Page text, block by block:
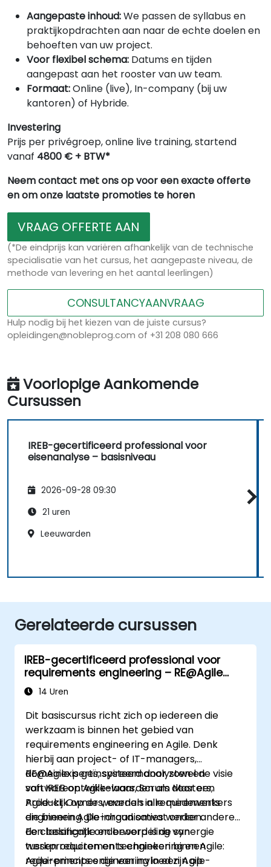
Aangepaste inhoud:We passen de syllabus en
praktijkopdrachten aan naar de echte doelen en
behoeften van uw project.
Voor flexibel schema: Datums en tijden
aangepast aan het rooster van uw team.
Formaat:Online (live), In-company (bij uw
kantoren) of Hybride.
Investering
Prijs per privégroep, online live training, startend
vanaf 4800 € + BTW*
Neem contact met ons op voor een exacte offerte
en om onze laatste promoties te horen
VRAAG OFFERTE AAN
(*De eindprijs kan variëren afhankelijk van de technische
specialisatie van het cursus, het aangepaste niveau, de
methode van levering en het aantal leerlingen)
CONSULTANCYAANVRAAG
Hulp nodig bij het kiezen van de juiste cursus?
opleidingen@nobleprog.com of +31 208 080 666
Voorlopige Aankomende
Cursussen
IREB-gecertificeerd professional voor
eisenanalyse – basisniveau
2026-09-28 09:30
21 uren
Leeuwarden
Gerelateerde cursussen
IREB-gecertificeerd professional voor
requirements engineering – RE@Agile
Primer14 Uren
Dit basiscursus richt zich op iedereen die
werkzaam is binnen het gebied van
requirements engineering en Agile. Denk
hierbij aan project- of IT-managers,
domeinexperts, systeemanalysten en
softwareontwikkelaars, Scrum Masters,
Product Owners, evenals alle medewerkers
die binnen Agile-organisaties werken.
RE@Agile is geïnspireerd door zowel de visie
van IREB op Agile-waarden als door een
Agile-kijk op de waarden in requirements
engineering. De inhoud omvat onder andere
de classificatie en beoordeling van
werkproducten en technieken binnen
requirements engineering in een Agile-
Een belangrijk onderwerp is de synergie
tussen requirements engineering en Agile:
Agile-principes die van invloed zijn op